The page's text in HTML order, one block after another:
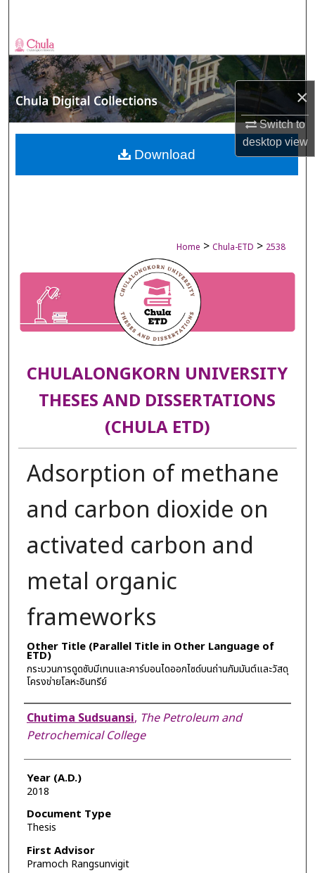
×
Switch to
desktopview
Browse Collections
My Account
About
Digital Commons Network™
Home > Chula-ETD > 2538
CHULALONGKORN UNIVERSITY
THESES AND DISSERTATIONS
(CHULA ETD)
Adsorption of methane
and carbon dioxide on
activated carbon and
metal organic
frameworks
Other Title (Parallel Title in Other Language of
ETD)
กระบวนการดูดซับมีเทนและคาร์บอนไดออกไซด์บนถ่านกัมมันต์และวัสดุ
โครงข่ายโลหะอินทรีย์
Author
Chutima Sudsuansi, The Petroleum and
Petrochemical College
Year (A.D.)
2018
Document Type
Thesis
First Advisor
Pramoch Rangsunvigit
Download